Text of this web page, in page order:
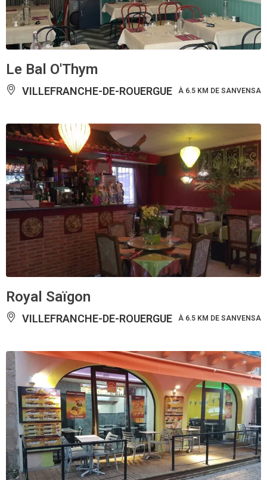
Le Bal O'Thym
VILLEFRANCHE-DE-ROUERGUE À 6.5 KM DE SANVENSA
Royal Saïgon
VILLEFRANCHE-DE-ROUERGUE À 6.5 KM DE SANVENSA